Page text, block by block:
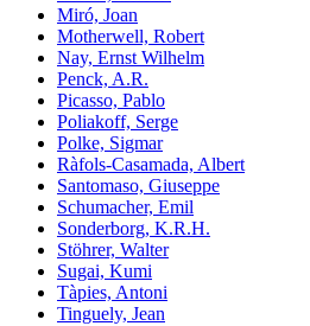
Miró, Joan
Motherwell, Robert
Nay, Ernst Wilhelm
Penck, A.R.
Picasso, Pablo
Poliakoff, Serge
Polke, Sigmar
Ràfols-Casamada, Albert
Santomaso, Giuseppe
Schumacher, Emil
Sonderborg, K.R.H.
Stöhrer, Walter
Sugai, Kumi
Tàpies, Antoni
Tinguely, Jean